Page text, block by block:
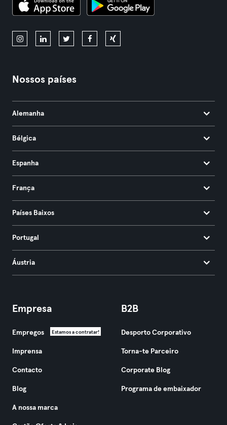
Nossos países
Alemanha
Bélgica
Espanha
França
Países Baixos
Portugal
Áustria
Empresa
Empregos Estamos a contratar!
Imprensa
Contacto
Blog
A nossa marca
B2B
Desporto Corporativo
Torna-te Parceiro
Corporate Blog
Programa de embaixador